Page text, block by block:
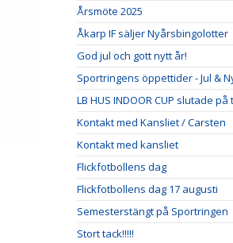
Årsmöte 2025
Åkarp IF säljer Nyårsbingolotter
God jul och gott nytt år!
Sportringens öppettider - Jul &
LB HUS INDOOR CUP slutade
Kontakt med Kansliet / Carsten
Kontakt med kansliet
Flickfotbollens dag
Flickfotbollens dag 17 augusti
Semesterstängt på Sportringen
Stort tack!!!!!